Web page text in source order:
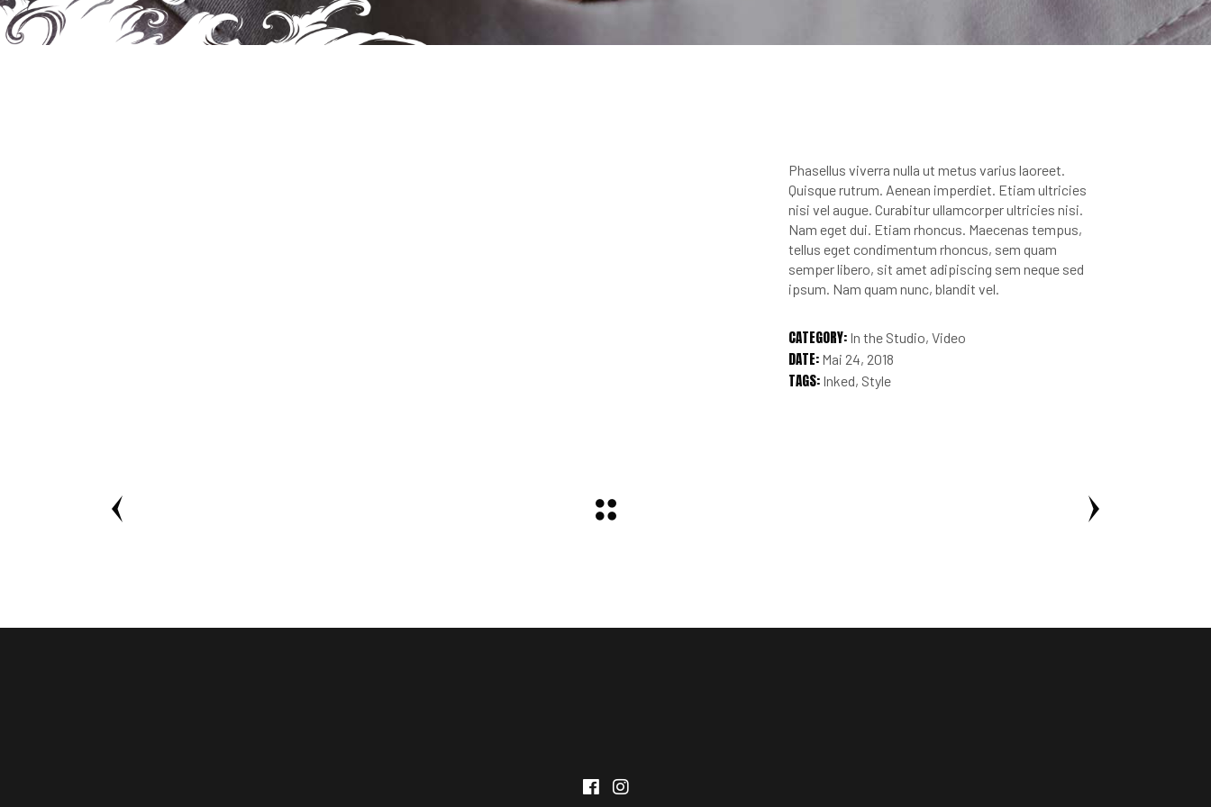
Phasellus viverra nulla ut metus varius laoreet.
Quisque rutrum. Aenean imperdiet. Etiam ultricies
nisi vel augue. Curabitur ullamcorper ultricies nisi.
Nam eget dui. Etiam rhoncus. Maecenas tempus,
tellus eget condimentum rhoncus, sem quam
semper libero, sit amet adipiscing sem neque sed
ipsum. Nam quam nunc, blandit vel.
CATEGORY: In the Studio Video
DATE: Mai 24, 2018
TAGS: Inked Style